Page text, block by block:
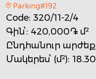
Parking#192
Code: 320/11-2/4
Գին՝: 420,000֏ մ²
Ընդհանուր արժեք
Մակերես՝ (մ²): 18.30